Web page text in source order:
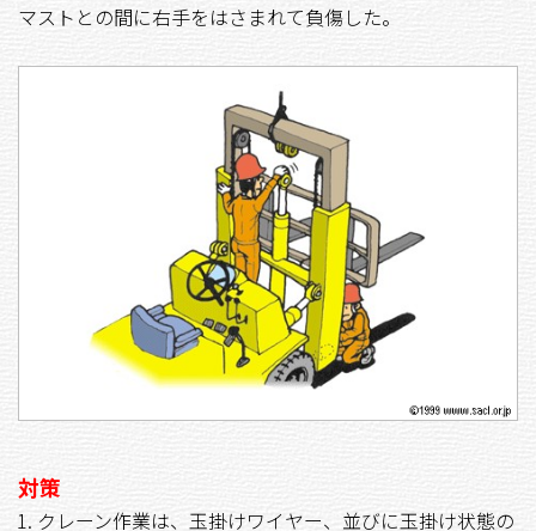
マストとの間に右手をはさまれて負傷した。
対策
クレーン作業は、玉掛けワイヤー、並びに玉掛け状態の